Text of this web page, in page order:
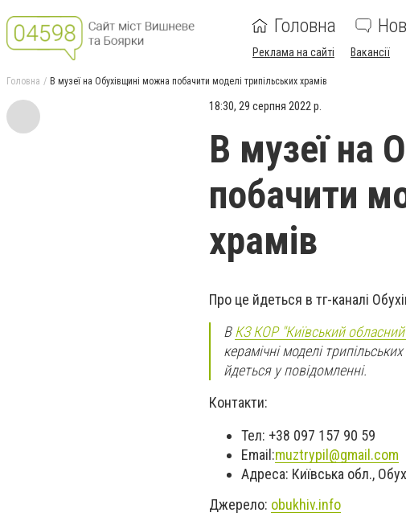
Головна
Реклама на сайті Вакансії
Головна В музеї на Обухівщині можна побачити моделі трипільських храмів
18:30, 29 серпня 2022 р.
В музеї на
побачити
храмів
Про це йдеться в тг-каналі
В КЗ КОР "Київський
керамічні моделі
йдеться у повідомленні.
Контакти:
Тел: +38 097 157 90 59
Email:muztrypil@gmail.com
Адреса: Київська обл.,
Джерело: obukhiv.info